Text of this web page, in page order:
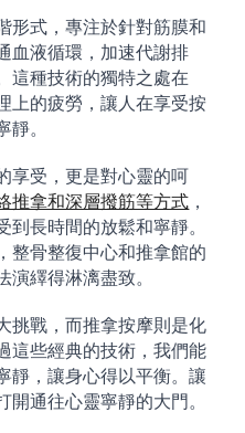
形式，專注於針對筋膜和
血液循環，加速代謝排
這種技術的獨特之處在
上的疲勞，讓人在享受按
。
享受，更是對心靈的呵
推拿和深層撥筋等方式 ，
長時間的放鬆和寧靜。
整骨整復中心和推拿館的
演繹得淋漓盡致。
挑戰，而推拿按摩則是化
這些經典的技術，我們能
靜，讓身心得以平衡。讓
通往心靈寧靜的大門。